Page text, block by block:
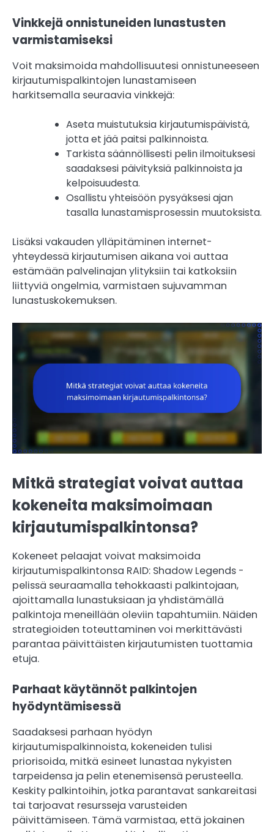
Vinkkejä onnistuneiden lunastusten
varmistamiseksi
Voit maksimoida mahdollisuutesi onnistuneeseen
kirjautumispalkintojen lunastamiseen
harkitsemalla seuraavia vinkkejä:
Aseta muistutuksia kirjautumispäivistä,
jotta et jää paitsi palkinnoista.
Tarkista säännöllisesti pelin ilmoituksesi
saadaksesi päivityksiä palkinnoista ja
kelpoisuudesta.
Osallistu yhteisöön pysyäksesi ajan
tasalla lunastamisprosessin muutoksista.
Lisäksi vakauden ylläpitäminen internet-
yhteydessä kirjautumisen aikana voi auttaa
estämään palvelinajan ylityksiin tai katkoksiin
liittyviä ongelmia, varmistaen sujuvamman
lunastuskokemuksen.
Mitkä strategiat voivat auttaa
kokeneita maksimoimaan
kirjautumispalkintonsa?
Kokeneet pelaajat voivat maksimoida
kirjautumispalkintonsa RAID: Shadow Legends -
pelissä seuraamalla tehokkaasti palkintojaan,
ajoittamalla lunastuksiaan ja yhdistämällä
palkintoja meneillään oleviin tapahtumiin. Näiden
strategioiden toteuttaminen voi merkittävästi
parantaa päivittäisten kirjautumisten tuottamia
etuja.
Parhaat käytännöt palkintojen
hyödyntämisessä
Saadaksesi parhaan hyödyn
kirjautumispalkinnoista, kokeneiden tulisi
priorisoida, mitkä esineet lunastaa nykyisten
tarpeidensa ja pelin etenemisensä perusteella.
Keskity palkintoihin, jotka parantavat sankareitasi
tai tarjoavat resursseja varusteiden
päivittämiseen. Tämä varmistaa, että jokainen